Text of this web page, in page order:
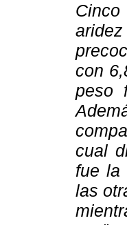
Cinco
con
peso
cual
fue la
las